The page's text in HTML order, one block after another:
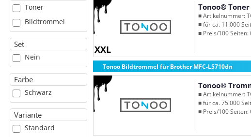
Toner
Bildtrommel
Set
Nein
Farbe
Schwarz
Variante
Standard
XXL
Tonoo®
■ Artikelnummer:
■ für ca. 11.000
■ Preis/100 Seiten:
Tonoo Bildtrommel für Brother MFC-L5710dn
Tonoo®
■ Artikelnummer:
■ für ca. 75.000
■ Preis/100 Seiten: